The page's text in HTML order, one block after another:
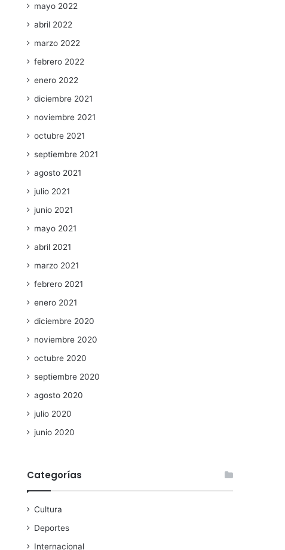
mayo 2022
abril 2022
marzo 2022
febrero 2022
enero 2022
diciembre 2021
noviembre 2021
octubre 2021
septiembre 2021
agosto 2021
julio 2021
junio 2021
mayo 2021
abril 2021
marzo 2021
febrero 2021
enero 2021
diciembre 2020
noviembre 2020
octubre 2020
septiembre 2020
agosto 2020
julio 2020
junio 2020
Categorías
Cultura
Deportes
Internacional